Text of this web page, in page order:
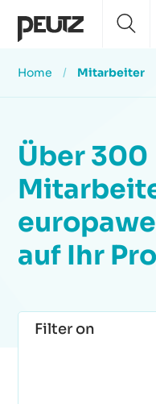
Home / Mitarbeiter
Über 300
auf Ihr
Filter on